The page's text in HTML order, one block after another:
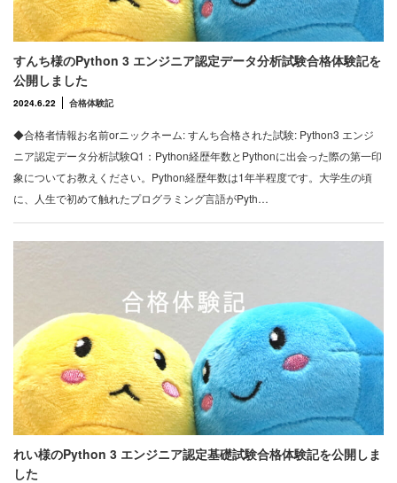
すんち様のPython 3 エンジニア認定データ分析試験合格体験記を
公開しました
2024.6.22 合格体験記
◆合格者情報お名前orニックネーム: すんち合格された試験: Python3 エンジ
ニア認定データ分析試験Q1：Python経歴年数とPythonに出会った際の第一印
象についてお教えください。Python経歴年数は1年半程度です。大学生の頃
に、人生で初めて触れたプログラミング言語がPyth…
れい様のPython 3 エンジニア認定基礎試験合格体験記を公開しま
した